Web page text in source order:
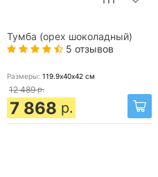
Тумба (орех шоколадный)
5 отзывов
Размеры: 119.9х40х42 см
12 489 р.
7 868 р.